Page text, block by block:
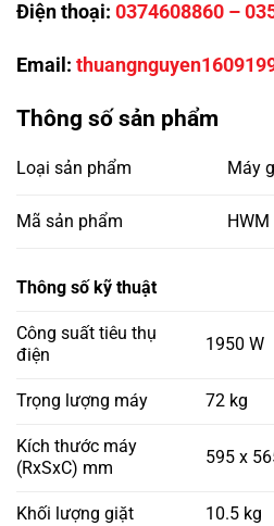
Điện thoại: 0374608860 –
Email:
Thông số sản phẩm
Loại sản phẩm Máy
Mã sản phẩm
Thông số kỹ thuật
Công suất tiêu thụ
điện
1950 W
Trọng lượng máy 72 kg
Kích thước máy
(RxSxC) mm
595 x
Khối lượng giặt 10.5 kg